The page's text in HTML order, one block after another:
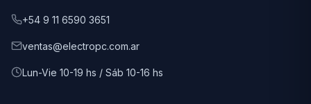
+54 9 11 6590 3651
ventas@electropc.com.ar
Lun-Vie 10-19 hs / Sáb 10-16 hs